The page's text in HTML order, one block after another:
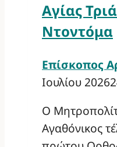
Αγίας
Ντοντόμα
Επίσκοπος
Ιουλίου 2026
Ο
Αγαθόνικος